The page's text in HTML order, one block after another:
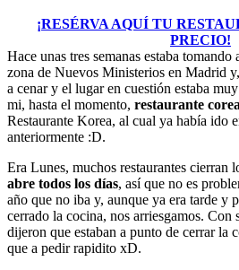
¡RESÉRVA AQUÍ TU
PRECIO!
Hace unas tres semanas estaba
zona de Nuevos Ministerios en Madrid
a cenar y el lugar en cuestión estaba
mi, hasta el momento, restaurante
Restaurante Korea, al cual ya había ido
anteriormente :D.
Era Lunes, muchos restaurantes
abre todos los días, así que no es
año que no iba y, aunque ya era tarde y
cerrado la cocina, nos arriesgamos. Con
dijeron que estaban a punto de cerrar la
que a pedir rapidito xD.